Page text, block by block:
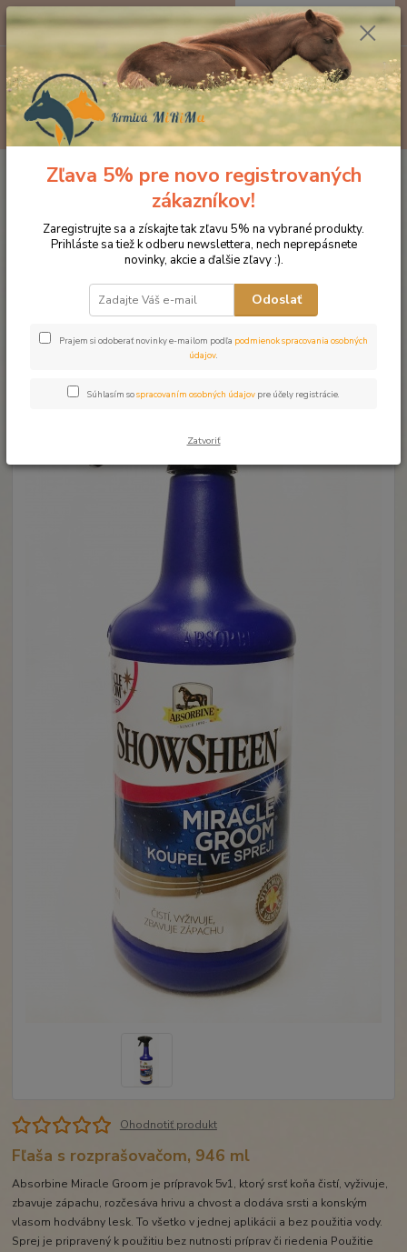
Menu
0ks
za0 €
Kozmetika pre kone Starostlivosť o kožu a srsť
MIRACLE
GROOM 5v1 KÚPEĽ V SPREJI
MIRACLE GROOM 5v1 KÚPEĽ V
SPREJI
Ohodnotiť produkt
Fľaša s rozprašovačom, 946 ml
Absorbine Miracle Groom je prípravok 5v1, ktorý srsť koňa čistí, vyživuje,
zbavuje zápachu, rozčesáva hrivu a chvost a dodáva srsti a konským
vlasom hodvábny lesk. To všetko v jednej aplikácii a bez použitia vody.
Sprej je pripravený k použitiu bez nutnosti príprav či riedenia Použitie
Zľava 5% pre novo registrovaných
zákazníkov!
Zaregistrujte sa a získajte tak zľavu 5% na vybrané produkty.
Prihláste sa tiež k odberu newslettera, nech neprepásnete
novinky, akcie a ďalšie zľavy :).
Odoslať
Prajem si odoberať novinky e-mailom podľa podmienok spracovania osobných
údajov.
Súhlasím sospracovaním osobných údajov pre účely registrácie.
Zatvoriť